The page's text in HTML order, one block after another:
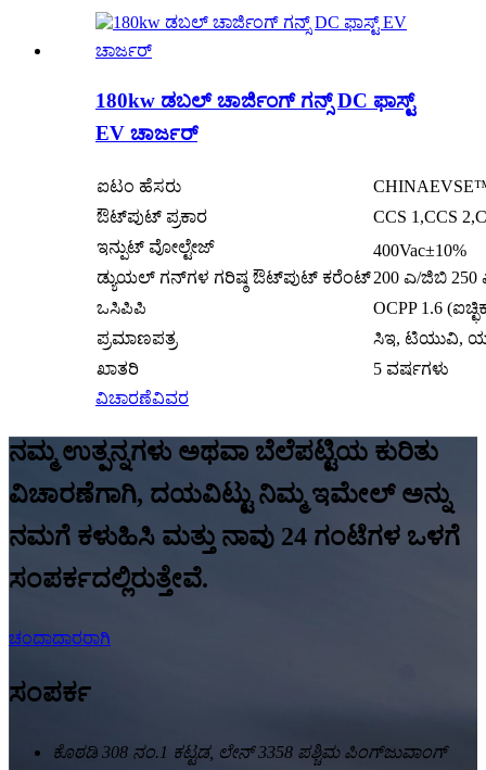
180kw ಡಬಲ್ ಚಾರ್ಜಿಂಗ್ ಗನ್ಸ್ DC ಫಾಸ್ಟ್
EV ಚಾರ್ಜರ್
ಐಟಂ ಹೆಸರು
ಔಟ್‌ಪುಟ್ ಪ್ರಕಾರ
CCS 1,CCS
ಇನ್ಪುಟ್ ವೋಲ್ಟೇಜ್
400Vac±10%
ಡ್ಯುಯಲ್ ಗನ್‌ಗಳ ಗರಿಷ್ಠ ಔಟ್‌ಪುಟ್ ಕರೆಂಟ್200 ಎ/ಜಿಬಿ 250
ಒಸಿಪಿಪಿ
OCPP 1.6
ಪ್ರಮಾಣಪತ್ರ
ಸಿಇ, ಟಿಯುವಿ,
ಖಾತರಿ
5 ವರ್ಷಗಳು
ವಿಚಾರಣೆವಿವರ
ನಮ್ಮ ಉತ್ಪನ್ನಗಳು ಅಥವಾ ಬೆಲೆಪಟ್ಟಿಯ ಕುರಿತು
ವಿಚಾರಣೆಗಾಗಿ, ದಯವಿಟ್ಟು ನಿಮ್ಮ ಇಮೇಲ್ ಅನ್ನು
ನಮಗೆ ಕಳುಹಿಸಿ ಮತ್ತು ನಾವು 24 ಗಂಟೆಗಳ ಒಳಗೆ
ಸಂಪರ್ಕದಲ್ಲಿರುತ್ತೇವೆ.
ಚಂದಾದಾರರಾಗಿ
ಸಂಪರ್ಕ
ಕೊಠಡಿ 308 ನಂ.1 ಕಟ್ಟಡ, ಲೇನ್ 3358 ಪಶ್ಚಿಮ ಪಿಂಗ್‌ಜುವಾಂಗ್